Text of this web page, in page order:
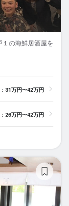
の海鮮居酒屋を
31万円〜42万円
26万円〜42万円